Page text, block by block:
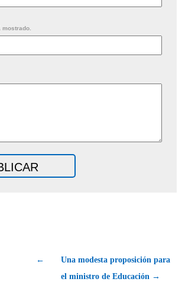
mostrado.
←
Una modesta proposición para
el ministro de Educación →